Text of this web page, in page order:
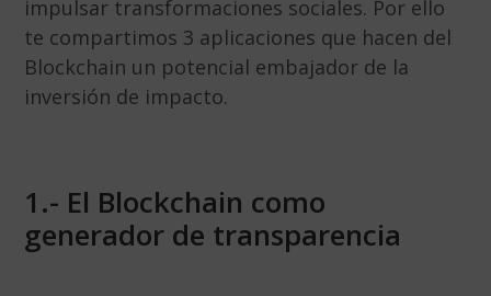
impulsar transformaciones sociales. Por ello
te compartimos 3 aplicaciones que hacen del
Blockchain un potencial embajador de la
inversión de impacto.
1.- El Blockchain como
generador de transparencia